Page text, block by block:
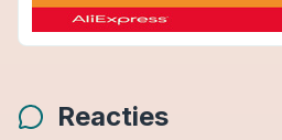
Reacties